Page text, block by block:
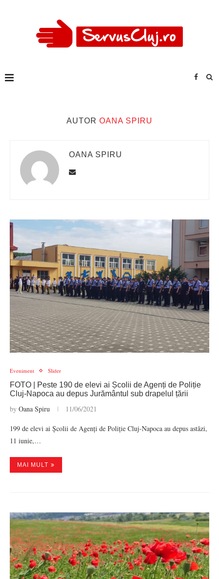
AUTOR OANA SPIRU
OANA SPIRU
Eveniment Slider
FOTO | Peste 190 de elevi ai Școlii de Agenți de Poliție
Cluj-Napoca au depus Jurământul sub drapelul țării
by Oana Spiru 11/06/2021
199 de elevi ai Școlii de Agenți de Poliție Cluj-Napoca au depus astăzi,
11 iunie,…
MAI MULT